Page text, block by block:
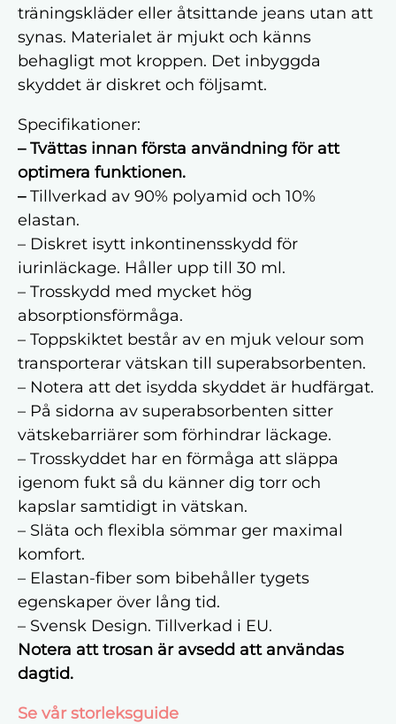
träningskläder eller åtsittande jeans utan att
synas. Materialet är mjukt och känns
behagligt mot kroppen. Det inbyggda
skyddet är diskret och följsamt.
Specifikationer:
– Tvättas innan första användning för att
optimera funktionen.
–Tillverkad av 90% polyamid och 10%
elastan.
– Diskret isytt inkontinensskydd för
iurinläckage. Håller upp till 30 ml.
– Trosskydd med mycket hög
absorptionsförmåga.
– Toppskiktet består av en mjuk velour som
transporterar vätskan till superabsorbenten.
– Notera att det isydda skyddet är hudfärgat.
– På sidorna av superabsorbenten sitter
vätskebarriärer som förhindrar läckage.
– Trosskyddet har en förmåga att släppa
igenom fukt så du känner dig torr och
kapslar samtidigt in vätskan.
– Släta och flexibla sömmar ger maximal
komfort.
– Elastan-fiber som bibehåller tygets
egenskaper över lång tid.
– Svensk Design. Tillverkad i EU.
Notera att trosan är avsedd att användas
dagtid.
Se vår storleksguide